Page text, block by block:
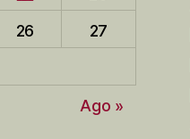
26
27
Ago »